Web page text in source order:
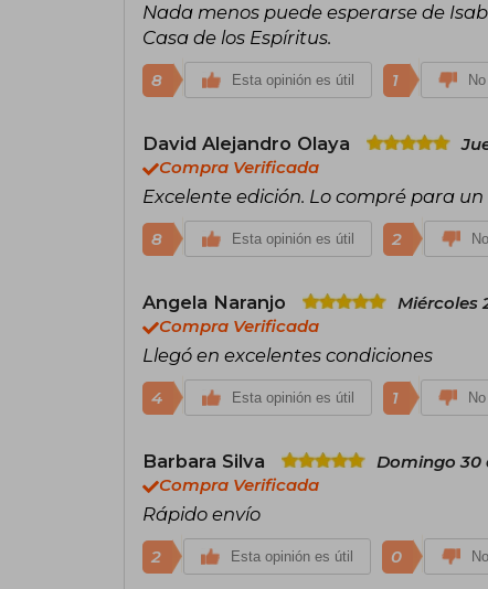
Nada menos puede esperarse de
Casa de los Espíritus.
8 Esta opinión es útil 1
David Alejandro Olaya
Compra Verificada
Excelente edición. Lo compré para
8 Esta opinión es útil 2
Angela Naranjo
Miércoles
Compra Verificada
Llegó en excelentes condiciones
4 Esta opinión es útil 1
Barbara Silva
Domingo 30
Compra Verificada
Rápido envío
2 Esta opinión es útil 0